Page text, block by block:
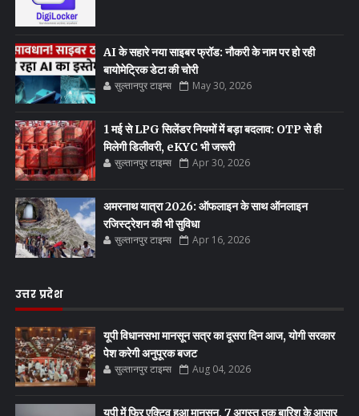
AI के सहारे नया साइबर फ्रॉड: नौकरी के नाम पर हो रही
बायोमेट्रिक डेटा की चोरी
सुल्तानपुर टाइम्स May 30, 2026
1 मई से LPG सिलेंडर नियमों में बड़ा बदलाव: OTP से ही
मिलेगी डिलीवरी, eKYC भी जरूरी
सुल्तानपुर टाइम्स Apr 30, 2026
अमरनाथ यात्रा 2026: ऑफलाइन के साथ ऑनलाइन
रजिस्ट्रेशन की भी सुविधा
सुल्तानपुर टाइम्स Apr 16, 2026
उत्तर प्रदेश
यूपी विधानसभा मानसून सत्र का दूसरा दिन आज, योगी सरकार
पेश करेगी अनुपूरक बजट
सुल्तानपुर टाइम्स Aug 04, 2026
यूपी में फिर एक्टिव हुआ मानसून, 7 अगस्त तक बारिश के आसार